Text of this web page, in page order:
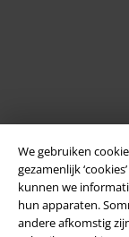
We gebruiken
gezamenlijk
kunnen we
hun apparaten.
andere afkomstig